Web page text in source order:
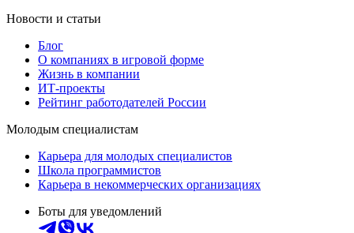
Новости и статьи
Блог
О компаниях в игровой форме
Жизнь в компании
ИТ-проекты
Рейтинг работодателей России
Молодым специалистам
Карьера для молодых специалистов
Школа программистов
Карьера в некоммерческих организациях
Боты для уведомлений